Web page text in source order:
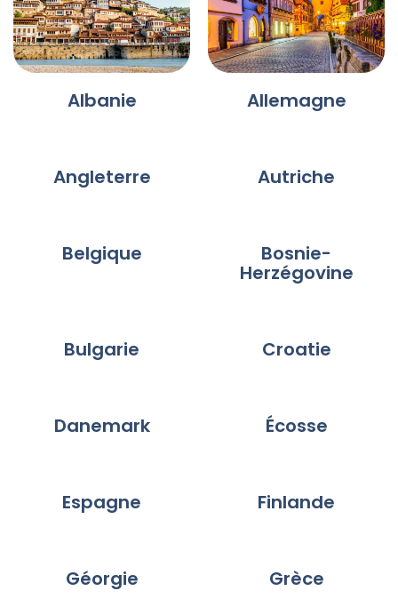
Albanie Allemagne
Angleterre Autriche
Belgique Bosnie-
Herzégovine
Bulgarie Croatie
Danemark Écosse
Espagne Finlande
Géorgie Grèce